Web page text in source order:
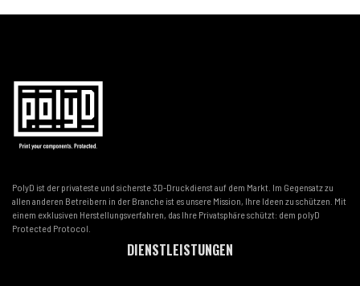
PolyD ist der privateste und sicherste 3D-Druckdienst auf dem Markt. Im Gegensatz zu
allen anderen Betreibern in der Branche ist es unsere Mission, Ihre Ideen zu schützen. Mit
einem exklusiven Herstellungsverfahren, das Ihre Privatsphäre schützt: dem polyD
Protected Protocol.
DIENSTLEISTUNGEN